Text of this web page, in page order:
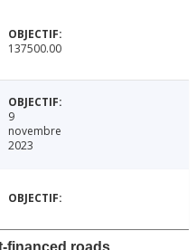
137500.00
9
novembre
2023